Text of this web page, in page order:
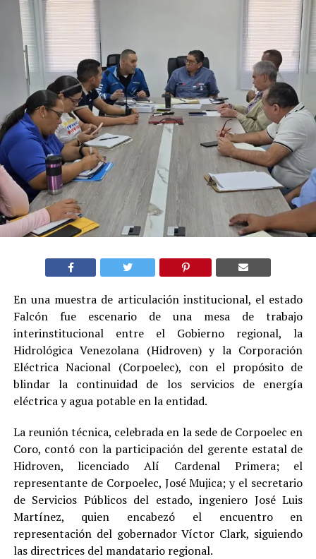
En una muestra de articulación institucional, el estado
Falcón fue escenario de una mesa de trabajo
interinstitucional entre el Gobierno regional, la
Hidrológica Venezolana (Hidroven) y la Corporación
Eléctrica Nacional (Corpoelec), con el propósito de
blindar la continuidad de los servicios de energía
eléctrica y agua potable en la entidad.
La reunión técnica, celebrada en la sede de Corpoelec en
Coro, contó con la participación del gerente estatal de
Hidroven, licenciado Alí Cardenal Primera; el
representante de Corpoelec, José Mujica; y el secretario
de Servicios Públicos del estado, ingeniero José Luis
Martínez, quien encabezó el encuentro en
representación del gobernador Víctor Clark, siguiendo
las directrices del mandatario regional.